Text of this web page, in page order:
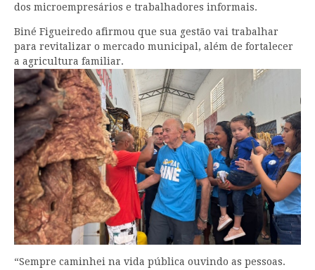
dos microempresários e trabalhadores informais.
Biné Figueiredo afirmou que sua gestão vai trabalhar
para revitalizar o mercado municipal, além de fortalecer
a agricultura familiar.
“Sempre caminhei na vida pública ouvindo as pessoas.